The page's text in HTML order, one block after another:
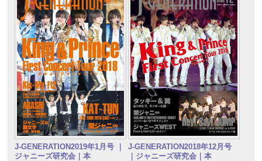
J-GENERATION2019年1月号 ｜
ジャニーズ研究会｜本
J-GENERATION2018年12月号
｜ジャニーズ研究会｜本